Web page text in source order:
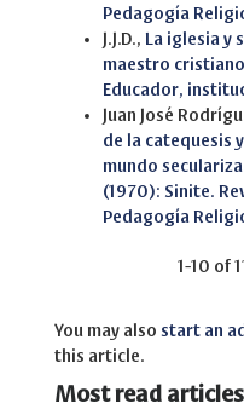
Pedagogía
J.J.D.,
La iglesia y
maestro cristiano
Educador,
Juan José
de la catequesis
mundo
(1970): Sinite.
Pedagogía
1-10 of
You may also start an
this article.
Most read